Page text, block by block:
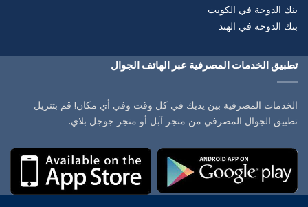
بنك الدوحة في الكويت
بنك الدوحة في الهند
تطبيق الخدمات المصرفية عبر الهاتف الجوال
الخدمات المصرفية بين يديك في كل وقت وفي أي مكان! قم بتنزيل
تطبيق الجوال المصرفي من متجر آبل أو متجر جوجل بلاي.